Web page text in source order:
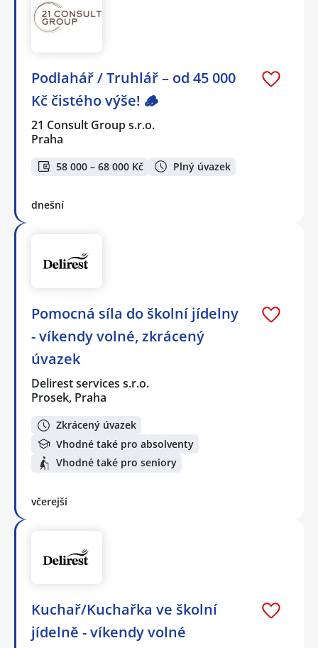
Podlahář / Truhlář – od 45 000
Kč čistého výše! 🪵
21 Consult Group s.r.o.
Praha
58 000 – 68 000 Kč Plný úvazek
dnešní
Pomocná síla do školní jídelny
- víkendy volné, zkrácený
úvazek
Delirest services s.r.o.
Prosek, Praha
Zkrácený úvazek
Vhodné také pro absolventy
Vhodné také pro seniory
včerejší
Kuchař/Kuchařka ve školní
jídelně - víkendy volné